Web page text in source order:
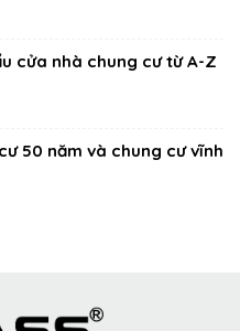
cửa nhà chung cư từ A-Z
50 năm và chung cư vĩnh